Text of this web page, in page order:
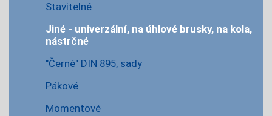
Stavitelné
Jiné - univerzální, na úhlové brusky, na kola,
nástrčné
"Černé" DIN 895, sady
Pákové
Momentové